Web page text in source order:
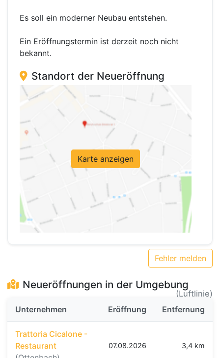
Es soll ein moderner Neubau entstehen.
Ein Eröffnungstermin ist derzeit noch nicht
bekannt.
Standort der Neueröffnung
Karte anzeigen
Fehler melden
Neueröffnungen in der Umgebung
(Luftlinie)
Unternehmen
Eröffnung Entfernung
Trattoria Cicalone -
Restaurant
07.08.2026 3,4 km